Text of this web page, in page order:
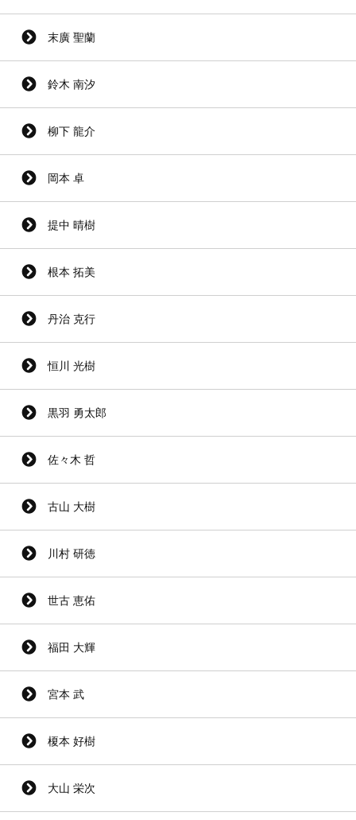
末廣 聖蘭
鈴木 南汐
柳下 龍介
岡本 卓
提中 晴樹
根本 拓美
丹治 克行
恒川 光樹
黒羽 勇太郎
佐々木 哲
古山 大樹
川村 研徳
世古 恵佑
福田 大輝
宮本 武
榎本 好樹
大山 栄次